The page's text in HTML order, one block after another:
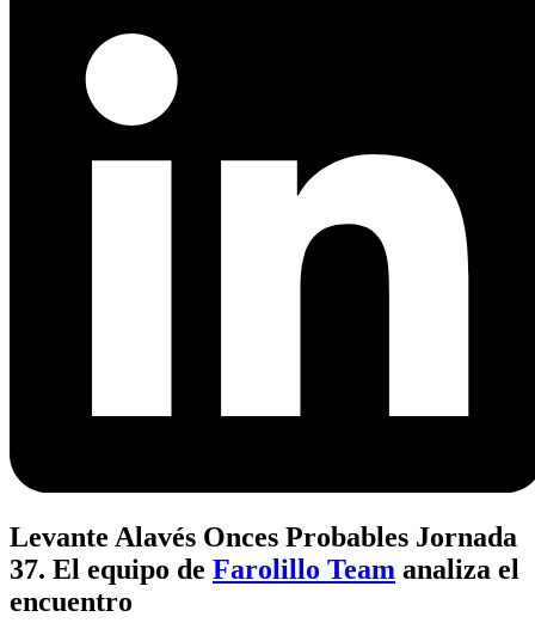
Levante Alavés Onces Probables Jornada
37. El equipo de Farolillo Team analiza el
encuentro